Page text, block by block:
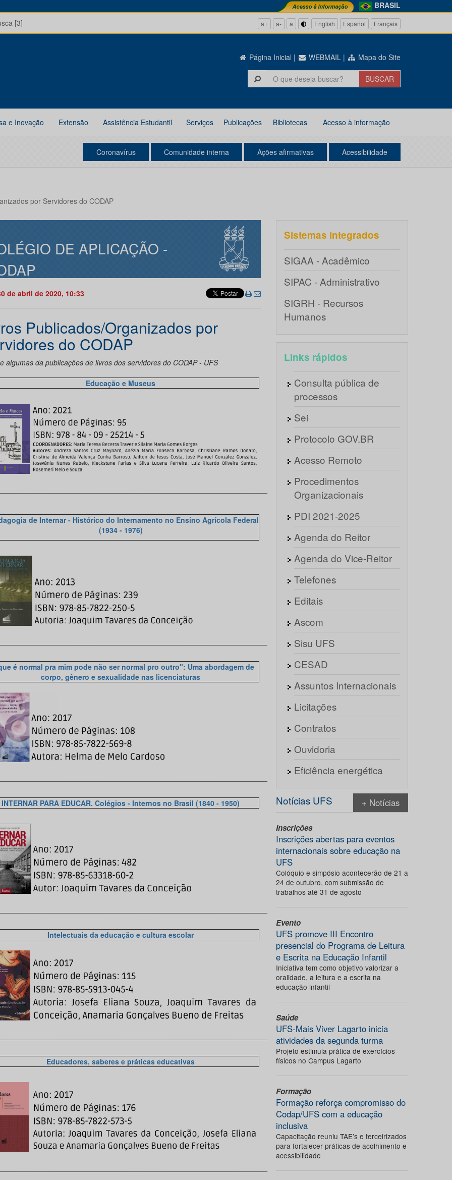
BRASIL
[3]
a+ a- a English Español Français
Página Inicial | WEBMAIL | Mapa do Site
e Inovação Extensão Assistência Estudantil Serviços Publicações Bibliotecas Acesso à informação
Coronavírus Comunidade interna Ações afirmativas Acessibilidade
por Servidores do CODAP
DE APLICAÇÃO -
de abril de 2020, 10:33
Publicados/Organizados por
do CODAP
algumas da publicações de livros dos servidores do CODAP - UFS
Educação e Museus
de Internar - Histórico do Internamento no Ensino Agrícola Federal
(1934 - 1976)
é normal pra mim pode não ser normal pro outro": Uma abordagem de
corpo, gênero e sexualidade nas licenciaturas
INTERNAR PARA EDUCAR. Colégios - Internos no Brasil (1840 - 1950)
Intelectuais da educação e cultura escolar
Educadores, saberes e práticas educativas
Sistemas integrados
SIGAA - Acadêmico
SIPAC - Administrativo
SIGRH - Recursos
Humanos
Links rápidos
Consulta pública de
processos
Sei
Protocolo GOV.BR
Acesso Remoto
Procedimentos
Organizacionais
PDI 2021-2025
Agenda do Reitor
Agenda do Vice-Reitor
Telefones
Editais
Ascom
Sisu UFS
CESAD
Assuntos Internacionais
Licitações
Contratos
Ouvidoria
Eficiência energética
Notícias UFS + Notícias
Inscrições
Inscrições abertas para eventos
internacionais sobre educação na
UFS
Colóquio e simpósio acontecerão de 21 a
24 de outubro, com submissão de
trabalhos até 31 de agosto
Evento
UFS promove III Encontro
presencial do Programa de Leitura
e Escrita na Educação Infantil
Iniciativa tem como objetivo valorizar a
oralidade, a leitura e a escrita na
educação infantil
Saúde
UFS-Mais Viver Lagarto inicia
atividades da segunda turma
Projeto estimula prática de exercícios
físicos no Campus Lagarto
Formação
Formação reforça compromisso do
Codap/UFS com a educação
inclusiva
Capacitação reuniu TAE’s e terceirizados
para fortalecer práticas de acolhimento e
acessibilidade